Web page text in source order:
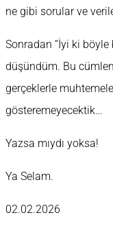
ne gibi sorular ve
Sonradan “İyi ki böyle
düşündüm. Bu
gerçeklerle
gösteremeyecektik…
Yazsa mıydı yoksa!
Ya Selam.
02.02.2026